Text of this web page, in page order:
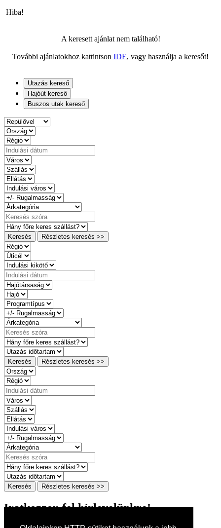
Hiba!
A keresett ajánlat nem található!
További ajánlatokhoz kattintson IDE, vagy használja a keresőt!
Utazás kereső
Hajóút kereső
Buszos utak kereső
Keresés Részletes keresés >>
Keresés Részletes keresés >>
Keresés Részletes keresés >>
Iratkozzon fel hírlevelünkre!